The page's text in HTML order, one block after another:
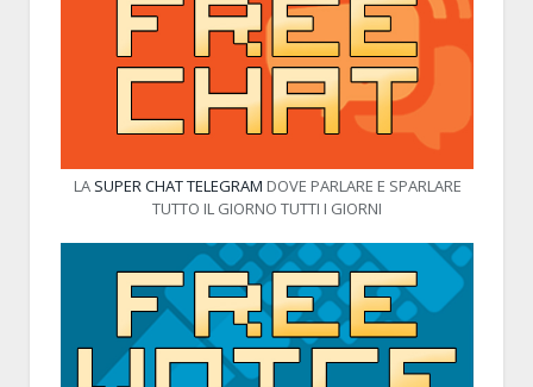
LA SUPER CHAT TELEGRAM DOVE PARLARE E SPARLARE
TUTTO IL GIORNO TUTTI I GIORNI